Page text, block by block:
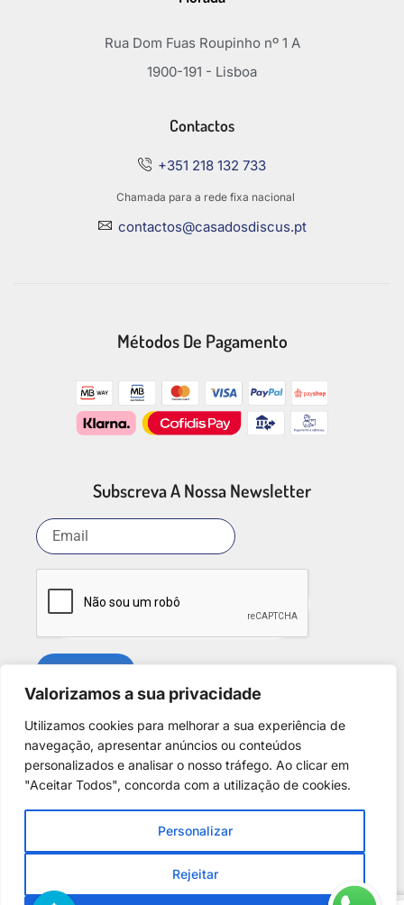
Valorizamos a sua privacidade
Utilizamos cookies para melhorar a sua experiência de
navegação, apresentar anúncios ou conteúdos
personalizados e analisar o nosso tráfego. Ao clicar em
"Aceitar Todos", concorda com a utilização de cookies.
Personalizar
Rejeitar
Rua Dom Fuas Roupinho nº 1 A
1900-191 - Lisboa
Contactos
+351 218 132 733
Chamada para a rede fixa nacional
contactos@casadosdiscus.pt
Métodos De Pagamento
Subscreva A Nossa Newsletter
Redes Sociais
Copyright © 2025. Desenvolvido porPhantom Digital.
Todos os direitos reservados para